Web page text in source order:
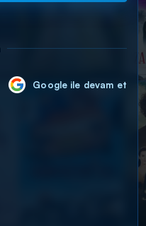
Google ile devam et